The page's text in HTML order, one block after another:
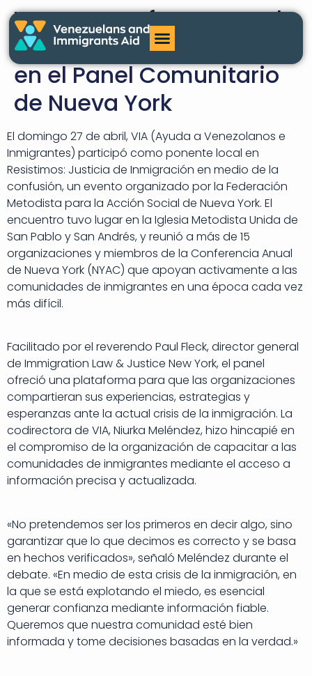
VIA une sus fuerzas por la
Justicia de Inmigración
en el Panel Comunitario
de Nueva York
El domingo 27 de abril, VIA (Ayuda a Venezolanos e
Inmigrantes) participó como ponente local en
Resistimos: Justicia de Inmigración en medio de la
confusión, un evento organizado por la Federación
Metodista para la Acción Social de Nueva York. El
encuentro tuvo lugar en la Iglesia Metodista Unida de
San Pablo y San Andrés, y reunió a más de 15
organizaciones y miembros de la Conferencia Anual
de Nueva York (NYAC) que apoyan activamente a las
comunidades de inmigrantes en una época cada vez
más difícil.
Facilitado por el reverendo Paul Fleck, director general
de Immigration Law & Justice New York, el panel
ofreció una plataforma para que las organizaciones
compartieran sus experiencias, estrategias y
esperanzas ante la actual crisis de la inmigración. La
codirectora de VIA, Niurka Meléndez, hizo hincapié en
el compromiso de la organización de capacitar a las
comunidades de inmigrantes mediante el acceso a
información precisa y actualizada.
«No pretendemos ser los primeros en decir algo, sino
garantizar que lo que decimos es correcto y se basa
en hechos verificados», señaló Meléndez durante el
debate. «En medio de esta crisis de la inmigración, en
la que se está explotando el miedo, es esencial
generar confianza mediante información fiable.
Queremos que nuestra comunidad esté bien
informada y tome decisiones basadas en la verdad.»